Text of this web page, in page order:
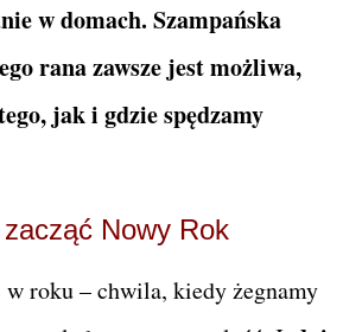
w domach. Szampańska
rana zawsze jest możliwa,
jak i gdzie spędzamy
Nowy Rok
w roku – chwila, kiedy żegnamy